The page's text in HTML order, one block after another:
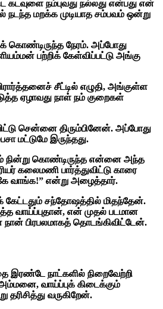
கடவுளை நம்புவது நல்லது என்பது என்
நடந்த மறக்க முடியாத சம்பவம் ஒன்று
கொண்டிருந்த நேரம். அப்போது
பற்றிக் கேள்விப்பட்டு அங்கு
சீட்டில் எழுதி, அங்குள்ள
ஏழாவது நாள் நம் குறைகள்
சென்னை திரும்பினேன். அப்போது
மட்டுமே இருந்தது.
நின்று கொண்டிருந்த என்னை அந்த
கலைமணி பார்த்துவிட்டு காரை
வாங்க!” என்று அழைத்தார்.
சந்தோஷத்தில் மிதந்தேன்.
வாய்ப்புதான், என் முதல் படமான
நான் பிரபலமாகத் தொடங்கிவிட்டேன்.
இரண்டே நாட்களில் நிறைவேற்றி
வாய்ப்புக் கிடைக்கும்
வருகிறேன்.